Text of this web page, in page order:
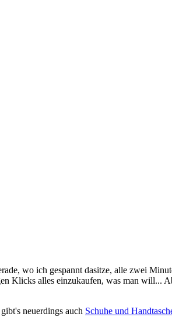
wo ich gespannt dasitze, alle zwei
Klicks alles einzukaufen, was man
neuerdings auch Schuhe und